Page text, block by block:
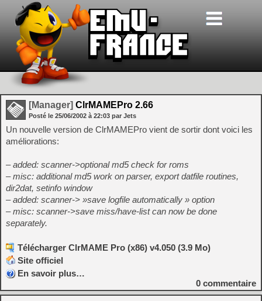
[Manager] ClrMAMEPro 2.66
Posté le 25/06/2002 à 22:03 par Jets
Un nouvelle version de ClrMAMEPro vient de sortir dont voici les
améliorations:
– added: scanner->optional md5 check for roms
– misc: additional md5 work on parser, export datfile routines,
dir2dat, setinfo window
– added: scanner-> »save logfile automatically » option
– misc: scanner->save miss/have-list can now be done
separately.
Télécharger ClrMAME Pro (x86) v4.050 (3.9 Mo)
Site officiel
En savoir plus…
0 commentaire